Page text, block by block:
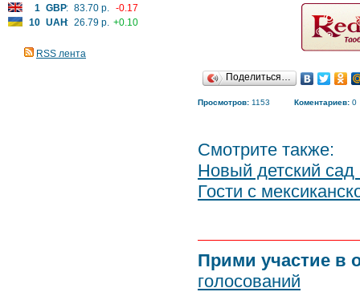
1 GBP: 83.70 р. -0.17
10 UAH: 26.79 р. +0.10
RSS лента
Поделиться…
Просмотров: 1153 Коментариев: 0
Смотрите также:
Новый детский сад
Гости с
Прими участие в
голосований